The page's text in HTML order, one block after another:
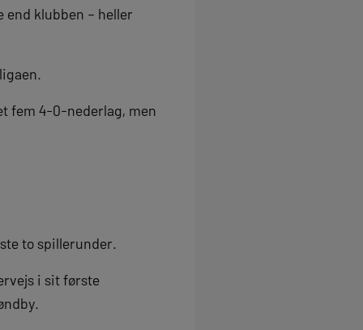
klubben – heller
fem 4-0-nederlag, men
to spillerunder.
i sit første